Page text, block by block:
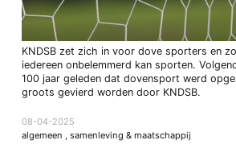
KNDSB zet zich in voor dove sporters en
iedereen onbelemmerd kan sporten.
100 jaar geleden dat dovensport werd
groots gevierd worden door KNDSB.
08-04-2025
algemeen , samenleving & maatschappij